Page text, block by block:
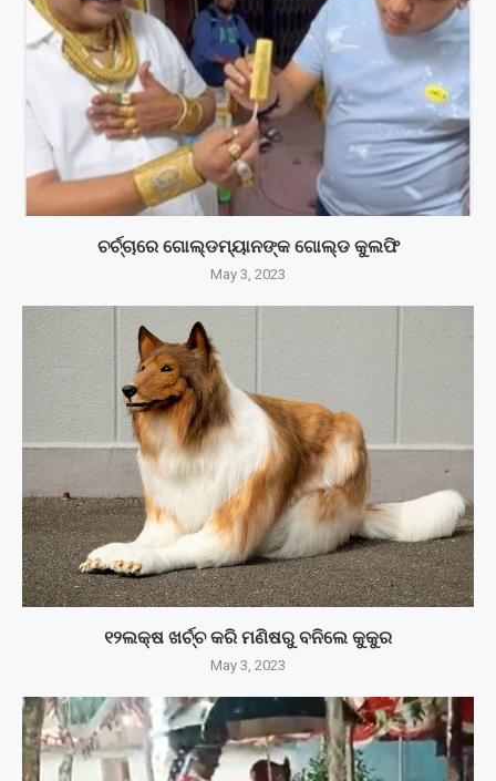
ଚର୍ଚ୍ଚାରେ ଗୋଲ୍ଡମ୍ୟାନଙ୍କ ଗୋଲ୍ଡ କୁଲଫି
May 3, 2023
୧୨ଲକ୍ଷ ଖର୍ଚ୍ଚ କରି ମଣିଷରୁ ବନିଲେ କୁକୁର
May 3, 2023